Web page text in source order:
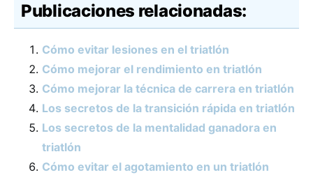
Publicaciones relacionadas:
Cómo evitar lesiones en el triatlón
Cómo mejorar el rendimiento en triatlón
Cómo mejorar la técnica de carrera en triatlón
Los secretos de la transición rápida en triatlón
Los secretos de la mentalidad ganadora en
triatlón
Cómo evitar el agotamiento en un triatlón